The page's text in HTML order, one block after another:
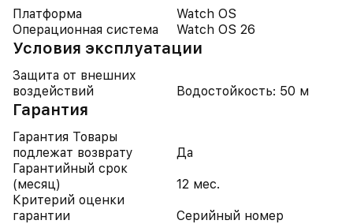
Платформа
Watch OS
Операционная система
Watch OS 26
Условия эксплуатации
Защита от внешних
воздействий
Водостойкость: 50 м
Гарантия
Гарантия Товары
подлежат возврату
Да
Гарантийный срок
(месяц)
12 мес.
Критерий оценки
гарантии
Серийный номер